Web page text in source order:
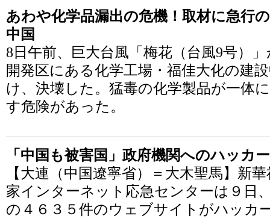
あわや化学品漏出の危機！取材に急行
中国
8日午前、巨大台風「梅花（台風9号）
開発区にある化学工場・福佳大化の建
け、決壊した。猛毒の化学製品が一体
す危険があった。
「中国も被害国」政府機関へのハッカ
【大連（中国遼寧省）＝大木聖馬】新
家インターネット応急センターは９日
の４６３５件のウェブサイトがハッカ